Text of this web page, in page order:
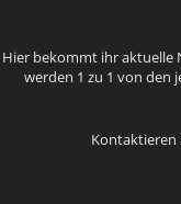
Hier bekommt ihr aktuelle
werden 1 zu 1 von den
Kontaktieren